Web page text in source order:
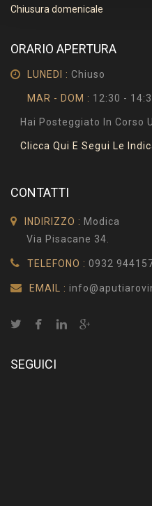
Chiusura domenicale
ORARIO APERTURA
LUNEDI : Chiuso
MAR - DOM : 12:30 -
Hai Posteggiato In Corso
Clicca Qui E Segui Le
CONTATTI
INDIRIZZO : Modica
Via Pisacane 34.
TELEFONO : 0932
EMAIL :
SEGUICI